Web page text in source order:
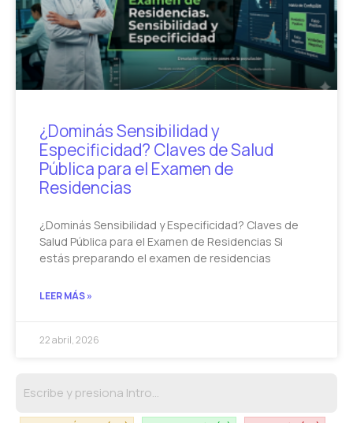
¿Dominás Sensibilidad y
Especificidad? Claves de Salud
Pública para el Examen de
Residencias
¿Dominás Sensibilidad y Especificidad? Claves de
Salud Pública para el Examen de Residencias Si
estás preparando el examen de residencias
LEER MÁS »
22 abril, 2026